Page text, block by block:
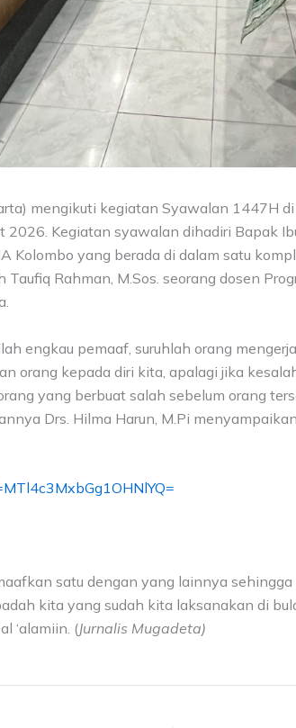
mengikuti kegiatan Syawalan 1447H
Kegiatan syawalan dihadiri Bapak
Kolombo yang berada di dalam satu
Rahman, M.Sos. seorang dosen
engkau pemaaf, suruhlah orang
orang kepada diri kita, apalagi jika
yang berbuat salah sebelum orang
Drs. Hilma Harun, M.Pi
satu dengan yang lainnya
kita yang sudah kita laksanakan di
‘alamiin. (Jurnalis Mugadeta)